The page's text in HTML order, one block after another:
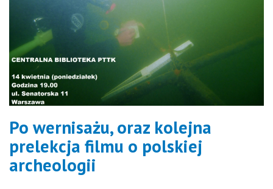
Po wernisażu, oraz kolejna
prelekcja filmu o polskiej
archeologii